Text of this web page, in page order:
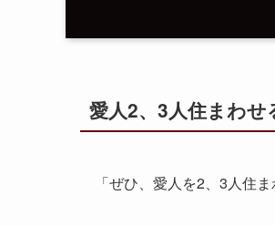
愛人2、3人住まわせ
「ぜひ、愛人を2、3人住ま